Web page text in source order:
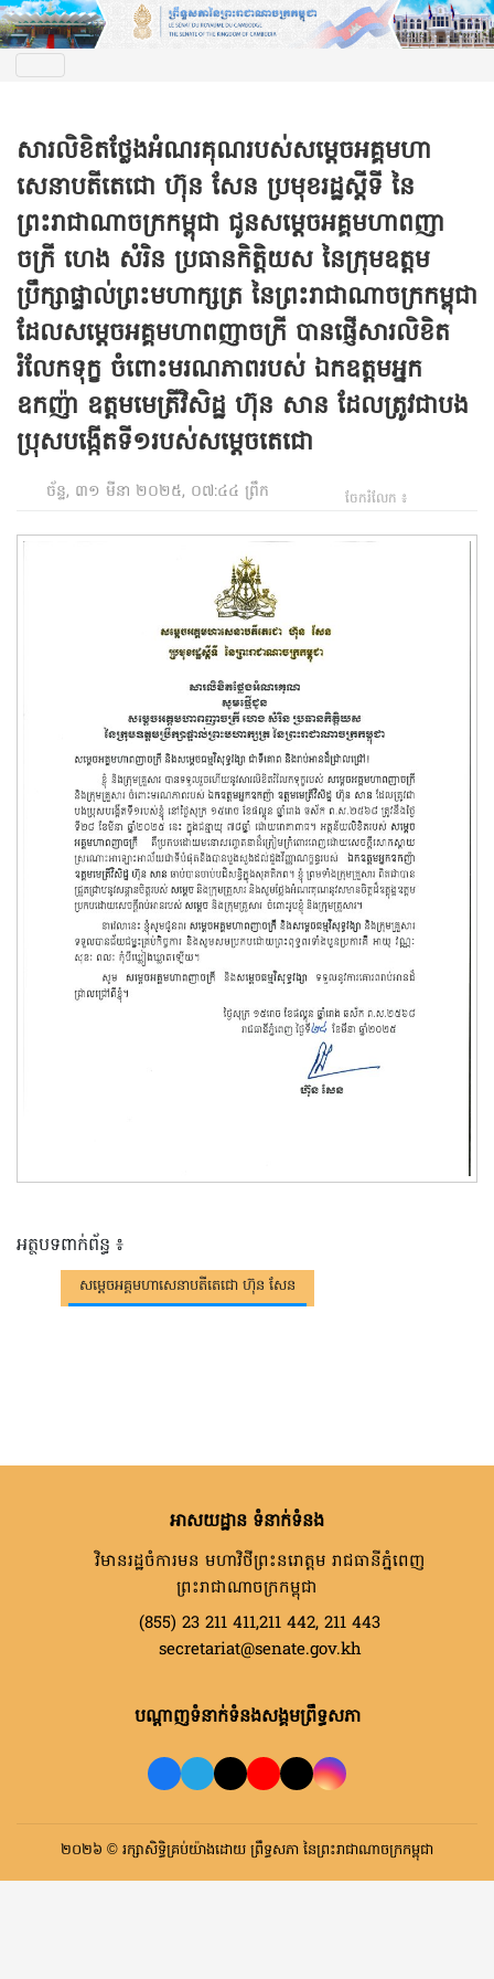
សារលិខិតថ្លែងអំណរគុណរបស់សម្តេចអគ្គមហា
សេនាបតីតេជោ ហ៊ុន សែន ប្រមុខរដ្ឋស្តីទី នៃ
ព្រះរាជាណាចក្រកម្ពុជា ជូនសម្តេចអគ្គមហាពញា
ចក្រី ហេង សំរិន ប្រធានកិត្តិយស នៃក្រុមឧត្តម
ប្រឹក្សាផ្ទាល់ព្រះមហាក្សត្រ នៃព្រះរាជាណាចក្រកម្ពុជា
ដែលសម្តេចអគ្គមហាពញាចក្រី បានផ្ញើសារលិខិត
រំលែកទុក្ខ ចំពោះមរណភាពរបស់ ឯកឧត្តមអ្នក
ឧកញ៉ា ឧត្តមមេត្រីវិសិដ្ឋ ហ៊ុន សាន ដែលត្រូវជាបង
ប្រុសបង្កើតទី១របស់សម្តេចតេជោ
ច័ន្ទ, ៣១ មីនា ២០២៥, ០៧:៤៤ ព្រឹក ចែករំលែក ៖
អត្ថបទពាក់ព័ន្ធ ៖
សម្តេចអគ្គមហាសេនាបតីតេជោ ហ៊ុន សែន
អាសយដ្ឋាន ទំនាក់ទំនង
វិមានរដ្ឋចំការមន មហាវិថីព្រះនរោត្តម រាជធានីភ្នំពេញ
ព្រះរាជាណាចក្រកម្ពុជា
(855) 23 211 411,211 442, 211 443
secretariat@senate.gov.kh
បណ្តាញទំនាក់ទំនងសង្គមព្រឹទ្ធសភា
២០២៦ © រក្សាសិទ្ធិគ្រប់យ៉ាងដោយ ព្រឹទ្ធសភា នៃព្រះរាជាណាចក្រកម្ពុជា